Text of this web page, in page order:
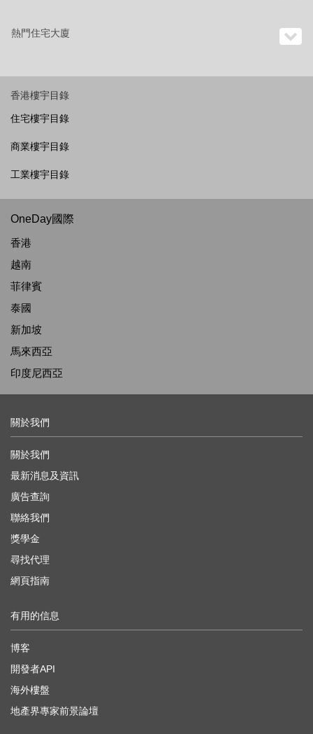
熱門住宅大廈
香港樓宇目錄
住宅樓宇目錄
商業樓宇目錄
工業樓宇目錄
OneDay國際
香港
越南
菲律賓
泰國
新加坡
馬來西亞
印度尼西亞
關於我們
關於我們
最新消息及資訊
廣告查詢
聯絡我們
獎學金
尋找代理
網頁指南
有用的信息
博客
開發者API
海外樓盤
地產界專家前景論壇